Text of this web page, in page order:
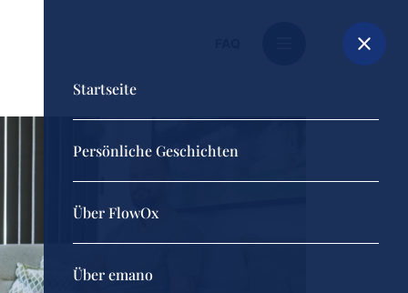
Startseite
Persönliche Geschichten
Über FlowOx
Über emano